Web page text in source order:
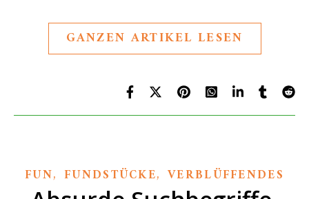
GANZEN ARTIKEL LESEN
FUN, FUNDSTÜCKE, VERBLÜFFENDES